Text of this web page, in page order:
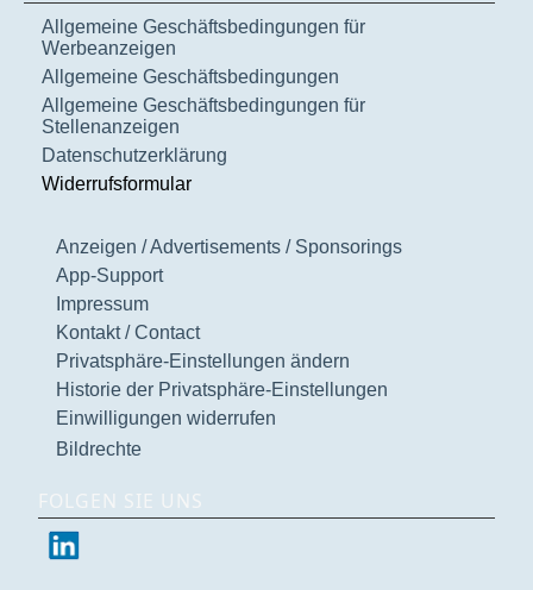
Allgemeine Geschäftsbedingungen für
Werbeanzeigen
Allgemeine Geschäftsbedingungen
Allgemeine Geschäftsbedingungen für
Stellenanzeigen
Datenschutzerklärung
Widerrufsformular
Anzeigen / Advertisements / Sponsorings
App-Support
Impressum
Kontakt / Contact
Privatsphäre-Einstellungen ändern
Historie der Privatsphäre-Einstellungen
Einwilligungen widerrufen
Bildrechte
FOLGEN SIE UNS